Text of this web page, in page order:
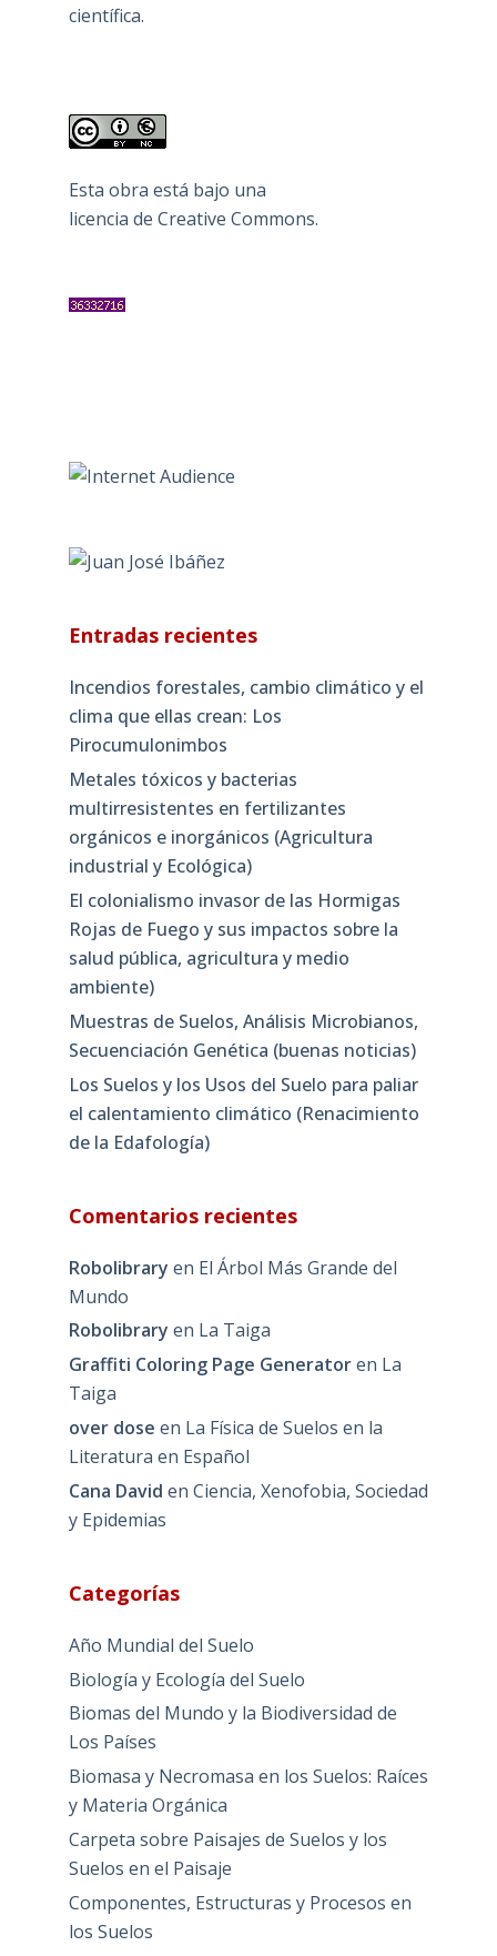
científica.
Esta obra está bajo una
licencia de Creative Commons.
Entradas recientes
Incendios forestales, cambio climático y el
clima que ellas crean: Los
Pirocumulonimbos
Metales tóxicos y bacterias
multirresistentes en fertilizantes
orgánicos e inorgánicos (Agricultura
industrial y Ecológica)
El colonialismo invasor de las Hormigas
Rojas de Fuego y sus impactos sobre la
salud pública, agricultura y medio
ambiente)
Muestras de Suelos, Análisis Microbianos,
Secuenciación Genética (buenas noticias)
Los Suelos y los Usos del Suelo para paliar
el calentamiento climático (Renacimiento
de la Edafología)
Comentarios recientes
Robolibrary en El Árbol Más Grande del
Mundo
Robolibrary en La Taiga
Graffiti Coloring Page Generatoren La
Taiga
over dose en La Física de Suelos en la
Literatura en Español
Cana David en Ciencia, Xenofobia, Sociedad
y Epidemias
Categorías
Año Mundial del Suelo
Biología y Ecología del Suelo
Biomas del Mundo y la Biodiversidad de
Los Países
Biomasa y Necromasa en los Suelos: Raíces
y Materia Orgánica
Carpeta sobre Paisajes de Suelos y los
Suelos en el Paisaje
Componentes, Estructuras y Procesos en
los Suelos